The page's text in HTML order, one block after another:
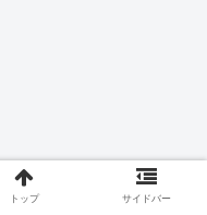
トップ サイドバー